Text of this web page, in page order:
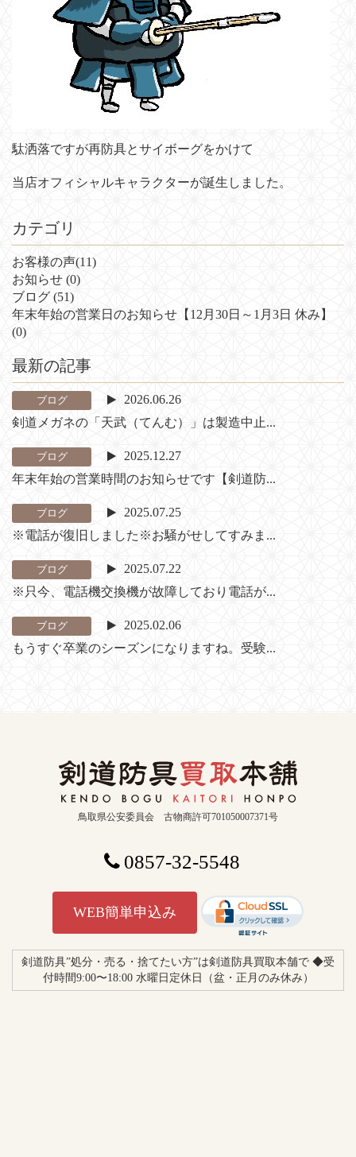
駄洒落ですが再防具とサイボーグをかけて
当店オフィシャルキャラクターが誕生しました。
カテゴリ
お客様の声(11)
お知らせ (0)
ブログ (51)
年末年始の営業日のお知らせ【12月30日～1月3日 休み】
(0)
最新の記事
ブログ
2026.06.26
剣道メガネの「天武（てんむ）」は製造中止...
ブログ
2025.12.27
年末年始の営業時間のお知らせです【剣道防...
ブログ
2025.07.25
※電話が復旧しました※お騒がせしてすみま...
ブログ
2025.07.22
※只今、電話機交換機が故障しており電話が...
ブログ
2025.02.06
もうすぐ卒業のシーズンになりますね。受験...
鳥取県公安委員会 古物商許可701050007371号
0857-32-5548
WEB簡単申込み
剣道防具”処分・売る・捨てたい方”は剣道防具買取本舗で ◆受
付時間9:00〜18:00 水曜日定休日（盆・正月のみ休み）